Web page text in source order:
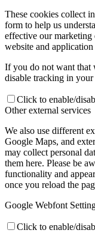
These cookies collect
form to help us
effective our marketing
website and
If you do not want that
disable tracking in your
Click to enable/
Other external services
We also use different
Google Maps, and
may collect personal
them here. Please be
functionality and
once you reload the
Google Webfont
Click to enable/